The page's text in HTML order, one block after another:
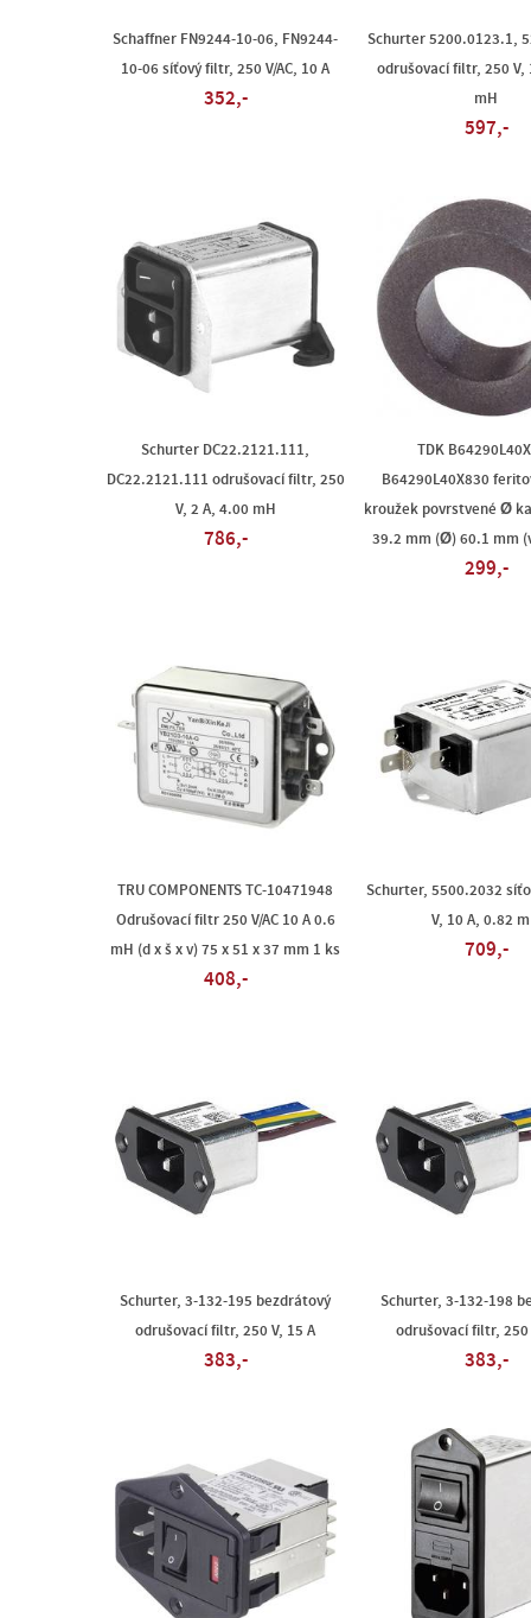
Schaffner FN9244-10-06, FN9244-
10-06 síťový filtr, 250 V/AC, 10 A
352,-
Schurter 5200.0123.1,
odrušovací filtr, 250 V,
mH
597,-
Schurter DC22.2121.111,
DC22.2121.111 odrušovací filtr, 250
V, 2 A, 4.00 mH
786,-
TDK
B64290L40X830
kroužek povrstvené Ø
39.2 mm (Ø) 60.1 mm
299,-
TRU COMPONENTS TC-10471948
Odrušovací filtr 250 V/AC 10 A 0.6
mH (d x š x v) 75 x 51 x 37 mm 1 ks
408,-
Schurter, 5500.2032
V, 10 A, 0.82
709,-
Schurter, 3-132-195 bezdrátový
odrušovací filtr, 250 V, 15 A
383,-
Schurter, 3-132-198
odrušovací filtr, 250
383,-